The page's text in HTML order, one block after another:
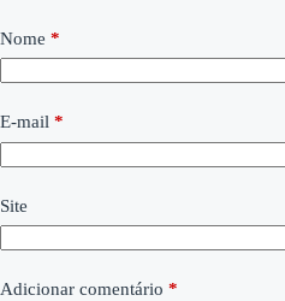
Nome *
E-mail *
Site
Adicionar comentário *